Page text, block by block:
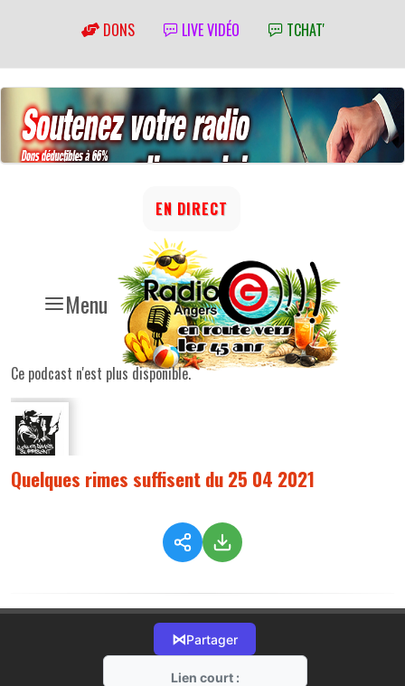
DONS LIVE VIDÉO TCHAT'
Menu
EN DIRECT
Ce podcast n'est plus disponible.
Quelques rimes suffisent du 25 04 2021
⋈Partager
Lien court :